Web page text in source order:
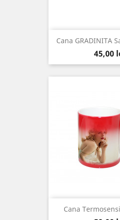
Cana GRADINITA
Pret
45,00
Cana